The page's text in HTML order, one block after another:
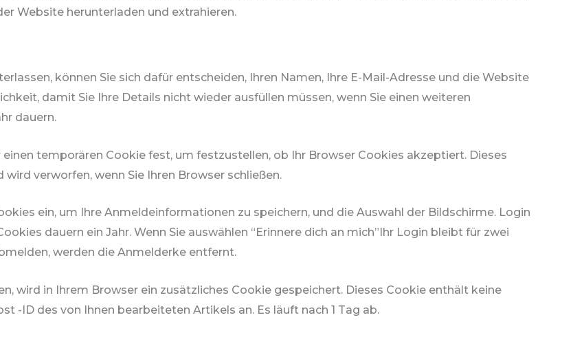
Website herunterladen und extrahieren.
können Sie sich dafür entscheiden, Ihren Namen, Ihre E-Mail-Adresse und die Website
damit Sie Ihre Details nicht wieder ausfüllen müssen, wenn Sie einen weiteren
dauern.
temporären Cookie fest, um festzustellen, ob Ihr Browser Cookies akzeptiert. Dieses
verworfen, wenn Sie Ihren Browser schließen.
ein, um Ihre Anmeldeinformationen zu speichern, und die Auswahl der Bildschirme. Login
dauern ein Jahr. Wenn Sie auswählen “Erinnere dich an mich”Ihr Login bleibt für zwei
werden die Anmelderke entfernt.
wird in Ihrem Browser ein zusätzliches Cookie gespeichert. Dieses Cookie enthält keine
-ID des von Ihnen bearbeiteten Artikels an. Es läuft nach 1 Tag ab.